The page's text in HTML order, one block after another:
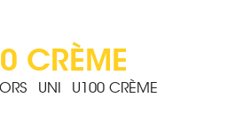
CRÈME
UNI U100 CRÈME